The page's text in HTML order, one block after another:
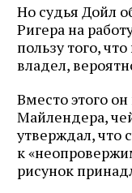
Но судья Дойл
Ригера на
пользу того,
владел,
Вместо этого
Майлендера,
утверждал, что
к
рисунок